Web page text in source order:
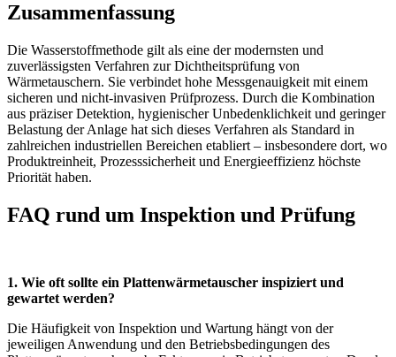
Zusammenfassung
Die Wasserstoffmethode gilt als eine der modernsten und
zuverlässigsten Verfahren zur Dichtheitsprüfung von
Wärmetauschern. Sie verbindet hohe Messgenauigkeit mit einem
sicheren und nicht-invasiven Prüfprozess. Durch die Kombination
aus präziser Detektion, hygienischer Unbedenklichkeit und geringer
Belastung der Anlage hat sich dieses Verfahren als Standard in
zahlreichen industriellen Bereichen etabliert – insbesondere dort, wo
Produktreinheit, Prozesssicherheit und Energieeffizienz höchste
Priorität haben.
FAQ rund um Inspektion und Prüfung
1. Wie oft sollte ein Plattenwärmetauscher inspiziert und
gewartet werden?
Die Häufigkeit von Inspektion und Wartung hängt von der
jeweiligen Anwendung und den Betriebsbedingungen des